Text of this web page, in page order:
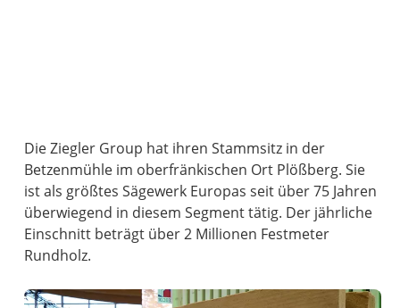
Die Ziegler Group hat ihren Stammsitz in der
Betzenmühle im oberfränkischen Ort Plößberg. Sie
ist als größtes Sägewerk Europas seit über 75 Jahren
überwiegend in diesem Segment tätig. Der jährliche
Einschnitt beträgt über 2 Millionen Festmeter
Rundholz.